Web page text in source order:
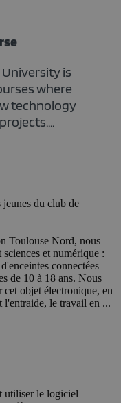
University is
where
technology
jeunes du club de
Toulouse Nord, nous
et numérique :
connectées
de 10 à 18 ans. Nous
cet objet électronique, en
l'entraide, le travail en ...
utiliser le logiciel